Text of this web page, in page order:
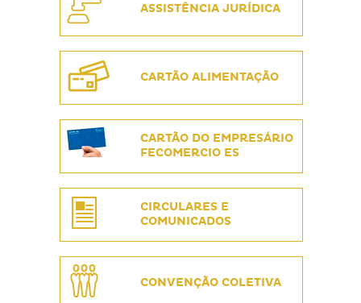
ASSISTÊNCIA JURÍDICA
CARTÃO ALIMENTAÇÃO
CARTÃO DO EMPRESÁRIO
FECOMERCIO ES
CIRCULARES E
COMUNICADOS
CONVENÇÃO COLETIVA